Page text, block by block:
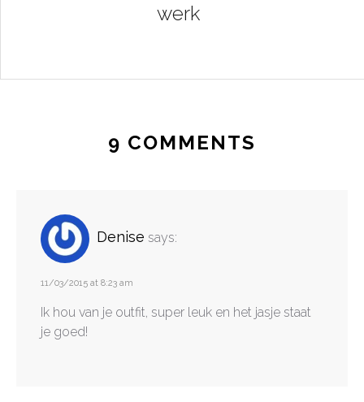
werk
9 COMMENTS
Denise says:
11/03/2015 at 8:23 am
Ik hou van je outfit, super leuk en het jasje staat
je goed!